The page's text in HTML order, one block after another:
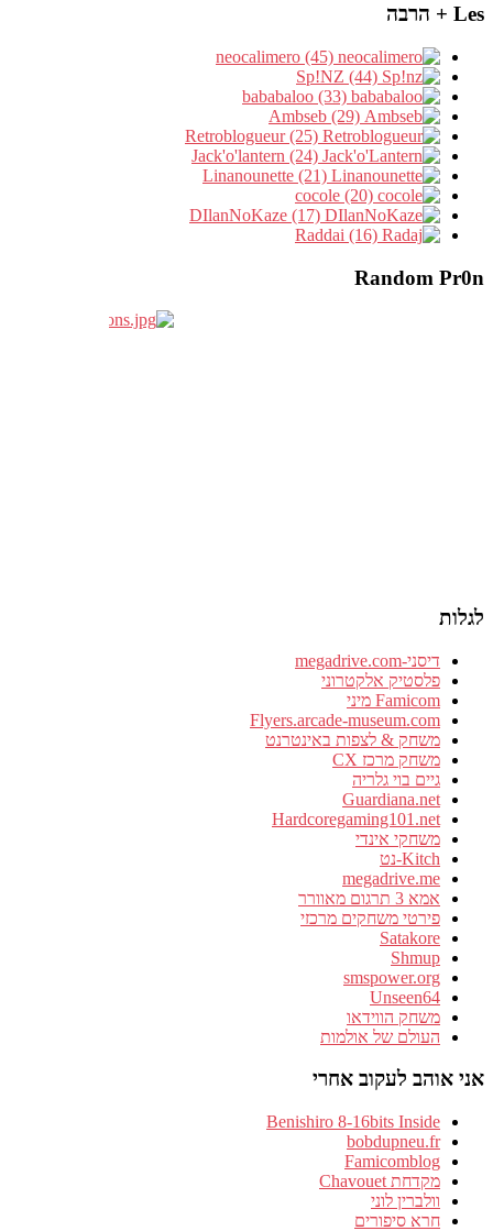
Les + הרבה
Random Pr0n
לגלות
דיסני-megadrive.com
פלסטיק אלקטרוני
Famicom מיני
Flyers.arcade-museum.com
משחק & לצפות באינטרנט
משחק מרכז CX
גיים בוי גלריה
Guardiana.net
Hardcoregaming101.net
משחקי אינדי
Kitch-נט
megadrive.me
אמא 3 תרגום מאוורר
פירטי משחקים מרכזי
Satakore
Shmup
smspower.org
Unseen64
משחק הווידאו
העולם של אולמות
אני אוהב לעקוב אחרי
Benishiro 8-16bits Inside
bobdupneu.fr
Famicomblog
מקדחת Chavouet
וולברין לוני
חרא סיפורים